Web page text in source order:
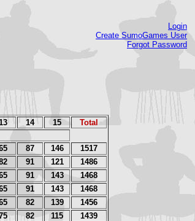
Login
Create SumoGames User
Forgot Password
14 15
Total
87 146
1517
91 121
1486
91 143
1468
91 143
1468
82 139
1456
82 115
1439